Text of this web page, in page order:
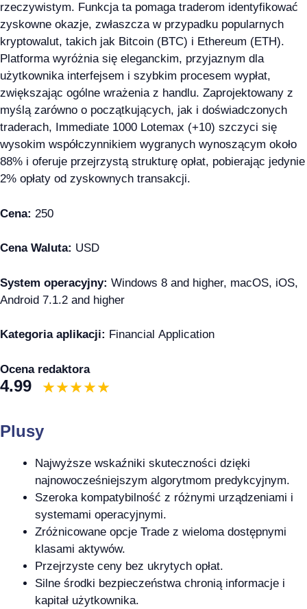
rzeczywistym. Funkcja ta pomaga traderom identyfikować
zyskowne okazje, zwłaszcza w przypadku popularnych
kryptowalut, takich jak Bitcoin (BTC) i Ethereum (ETH).
Platforma wyróżnia się eleganckim, przyjaznym dla
użytkownika interfejsem i szybkim procesem wypłat,
zwiększając ogólne wrażenia z handlu. Zaprojektowany z
myślą zarówno o początkujących, jak i doświadczonych
traderach, Immediate 1000 Lotemax (+10) szczyci się
wysokim współczynnikiem wygranych wynoszącym około
88% i oferuje przejrzystą strukturę opłat, pobierając jedynie
2% opłaty od zyskownych transakcji.
Cena: 250
Cena Waluta: USD
System operacyjny: Windows 8 and higher, macOS, iOS,
Android 7.1.2 and higher
Kategoria aplikacji: Financial Application
Ocena redaktora
4.99
Plusy
Najwyższe wskaźniki skuteczności dzięki
najnowocześniejszym algorytmom predykcyjnym.
Szeroka kompatybilność z różnymi urządzeniami i
systemami operacyjnymi.
Zróżnicowane opcje Trade z wieloma dostępnymi
klasami aktywów.
Przejrzyste ceny bez ukrytych opłat.
Silne środki bezpieczeństwa chronią informacje i
kapitał użytkownika.